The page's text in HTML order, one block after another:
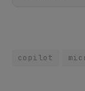
copilot